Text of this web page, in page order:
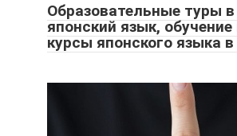
Образовательные туры
японский язык,
курсы японского языка